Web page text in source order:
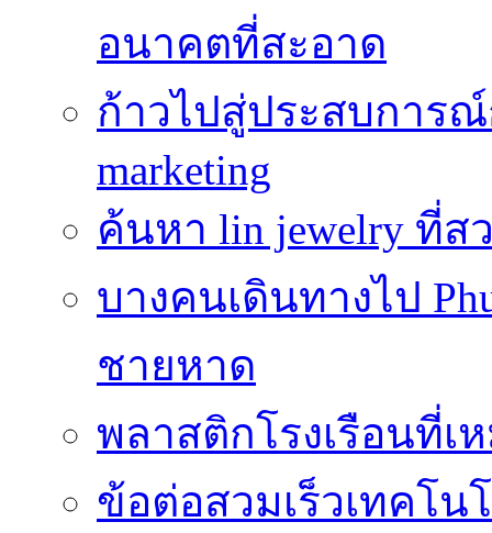
อนาคตที่สะอาด
ก้าวไปสู่ประสบการ
marketing
ค้นหา lin jewelry ที่
บางคนเดินทางไป
ชายหาด
พลาสติกโรงเรือนที่เ
ข้อต่อสวมเร็วเทคโน